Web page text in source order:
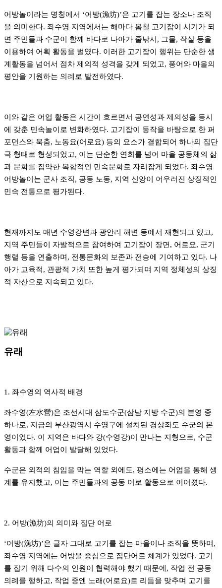
어방놀이라는 명칭에서 ‘어방(漁坊)’은 고기를 잡는 장소나 조직
을 의미한다. 좌수영 지역에서는 해마다 봄철 고기잡이 시기가 되
면 주민들과 수군이 함께 바다로 나아가 줄낚시, 그물, 작살 등을
이용하여 어획 활동을 벌였다. 이러한 고기잡이 행위는 단순한 생
계활동을 넘어서 점차 제의적 성격을 갖게 되었고, 풍어와 마을의
평안을 기원하는 의례로 발전하였다.
이와 같은 어업 활동은 시간이 흐르면서 공연성과 제의성을 동시
에 갖춘 민속놀이로 변화하였다. 고기잡이 동작을 바탕으로 한 퍼
포먼스와 북춤, 노동요(어로요) 등의 요소가 결합되어 하나의 집단
극 형태로 형성되었고, 이는 단순한 연희를 넘어 마을 공동체의 삶
과 문화를 집약한 복합적인 민속문화로 자리잡게 되었다. 좌수영
어방놀이는 군사 조직, 공동 노동, 지역 신앙이 어우러진 상징적인
민속 전통으로 평가된다.
현재까지도 매년 수영강변과 광안리 해변 등에서 재현되고 있고,
지역 주민들이 자발적으로 참여하여 고기잡이 장면, 어로요, 군기
행렬 등을 연출하며, 전통문화의 보존과 전승에 기여하고 있다. 나
아가 교육적, 관광적 가치 또한 높게 평가되며 지역 정체성의 상징
적 자산으로 지속되고 있다.
유래
1. 좌수영의 역사적 배경
좌수영(左水營)은 조선시대 삼도수군(삼남 지방 수군)의 본영 중
하나로, 지금의 부산광역시 수영구에 설치된 경상좌도 수군의 본
영이었다. 이 지역은 바다와 강(수영강)이 만나는 지형으로, 수군
활동과 함께 어업이 발달해 있었다.
수군은 외적의 침입을 막는 역할 외에도, 평소에는 어업을 통해 생
계를 유지했고, 이는 주민들과의 공동 어로 활동으로 이어졌다.
2. 어방(漁坊)의 의미와 집단 어로
‘어방(漁坊)’은 글자 그대로 고기를 잡는 마을이나 조직을 뜻하며,
좌수영 지역에는 어방을 중심으로 집단어로 체계가 있었다. 고기
를 잡기 위해 다수의 인원이 협력해야 했기 때문에, 작업 전 공동
의례를 행하고, 작업 중엔 노래(어로요)로 리듬을 맞추며 고기를